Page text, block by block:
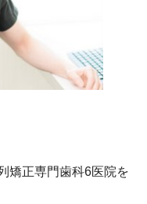
矯正専門歯科6医院を